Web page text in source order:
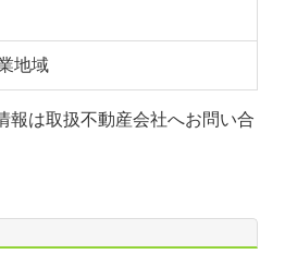
地域
報は取扱不動産会社へお問い合